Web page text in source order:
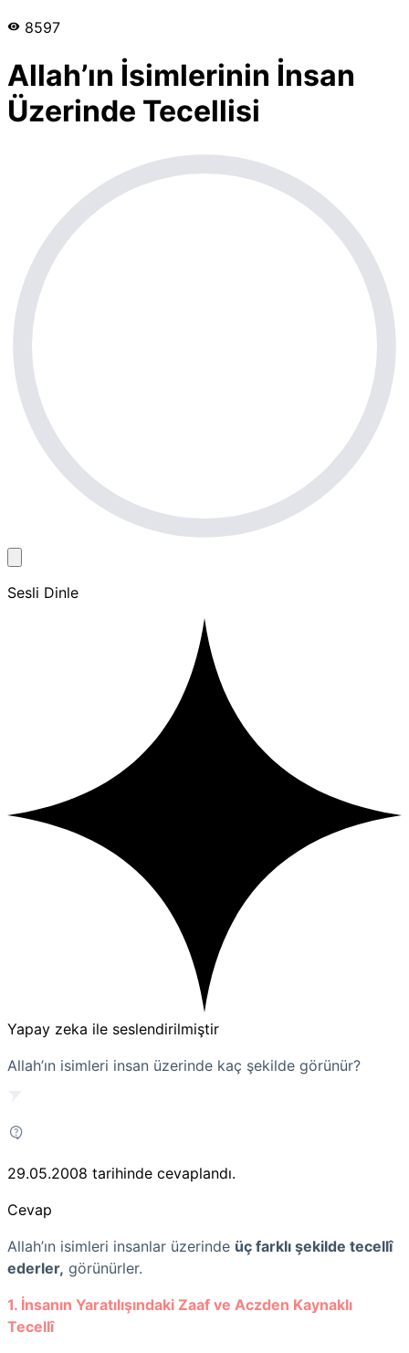
8597
Allah’ın İsimlerinin İnsan
Üzerinde Tecellisi
Sesli Dinle
Yapay zeka ile seslendirilmiştir
Allah’ın isimleri insan üzerinde kaç şekilde görünür?
29.05.2008 tarihinde cevaplandı.
Cevap
Allah’ın isimleri insanlar üzerinde üç farklı şekilde tecellî
ederler, görünürler.
1. İnsanın Yaratılışındaki Zaaf ve Aczden Kaynaklı
Tecellî